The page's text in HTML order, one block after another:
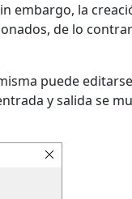
embargo, la
de lo
puede
y salida se